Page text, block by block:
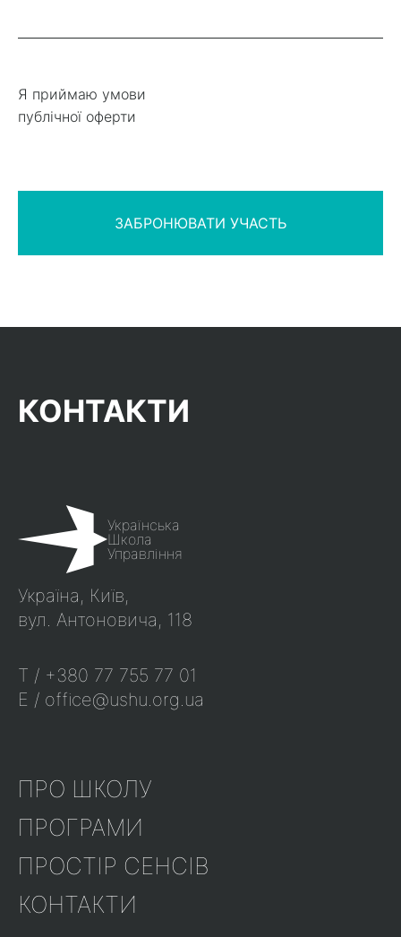
Я приймаю умови
публічної оферти
КОНТАКТИ
Українська
Школа
Управління
Україна, Київ,
вул. Антоновича, 118
T / +380 77 755 77 01
E / office@ushu.org.ua
ПРО ШКОЛУ
ПРОГРАМИ
ПРОСТІР СЕНСІВ
КОНТАКТИ